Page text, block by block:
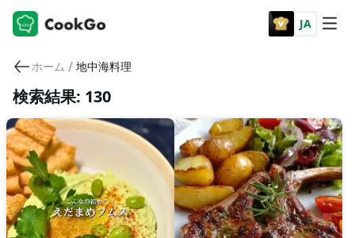
JA
ホーム / 地中海料理
検索結果: 130